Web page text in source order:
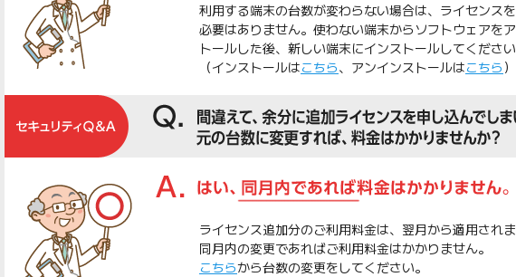
利用する端末の台数が変わらない場合は、ライセンス
必要はありません。使わない端末からソフトウェアを
トールした後、新しい端末にインストールしてください
（インストールはこちら、アンインストールはこちら ）
ライセンス追加分のご利用料金は、翌月から適用されま
同月内の変更であればご利用料金はかかりません。
こちらから台数の変更をしてください。